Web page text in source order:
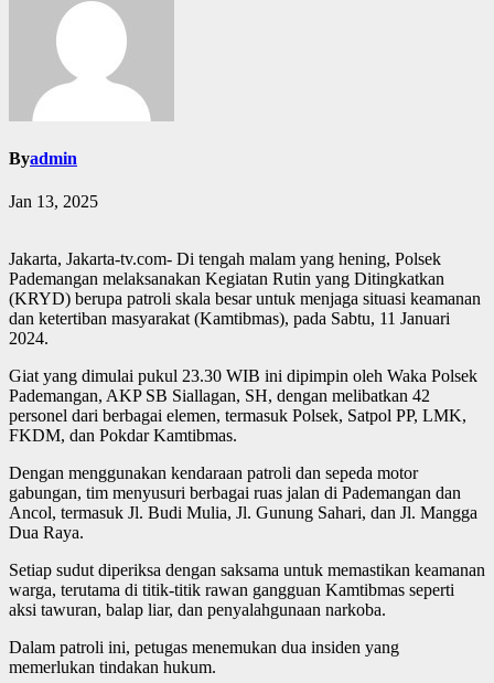
Byadmin
Jan 13, 2025
Jakarta, Jakarta-tv.com- Di tengah malam yang hening, Polsek
Pademangan melaksanakan Kegiatan Rutin yang Ditingkatkan
(KRYD) berupa patroli skala besar untuk menjaga situasi keamanan
dan ketertiban masyarakat (Kamtibmas), pada Sabtu, 11 Januari
2024.
Giat yang dimulai pukul 23.30 WIB ini dipimpin oleh Waka Polsek
Pademangan, AKP SB Siallagan, SH, dengan melibatkan 42
personel dari berbagai elemen, termasuk Polsek, Satpol PP, LMK,
FKDM, dan Pokdar Kamtibmas.
Dengan menggunakan kendaraan patroli dan sepeda motor
gabungan, tim menyusuri berbagai ruas jalan di Pademangan dan
Ancol, termasuk Jl. Budi Mulia, Jl. Gunung Sahari, dan Jl. Mangga
Dua Raya.
Setiap sudut diperiksa dengan saksama untuk memastikan keamanan
warga, terutama di titik-titik rawan gangguan Kamtibmas seperti
aksi tawuran, balap liar, dan penyalahgunaan narkoba.
Dalam patroli ini, petugas menemukan dua insiden yang
memerlukan tindakan hukum.